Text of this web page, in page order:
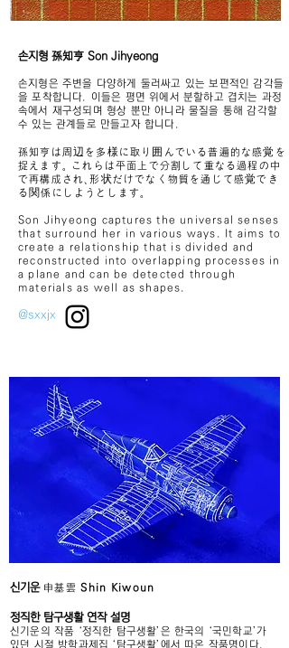
손지형 孫知亨 Son Jihyeong
손지형은 주변을 다양하게 둘러싸고 있는 보편적인 감각들
을 포착합니다. 이들은 평면 위에서 분할하고 겹치는 과정
속에서 재구성되며 형상 뿐만 아니라 물질을 통해 감각할
수 있는 관계들로 만들고자 합니다.
孫知亨は周辺を多様に取り囲んでいる普遍的な感覚を
捉えます。 これらは平面上で分割して重なる過程の中
で再構成され、形状だけでなく物質を通じて感覚でき
る関係にしようとします。
Son Jihyeong captures the universal senses
that surround her in various ways. It aims to
create a relationship that is divided and
reconstructed into overlapping processes in
a plane and can be detected through
materials as well as shapes.
@sxxjx
신기운 申基雲 Shin Kiwoun
정직한 탐구생활 연작 설명
신기운의 작품 ‘정직한 탐구생활’은 한국의 ‘국민학교’가
있던 시절 방학과제집 ‘탐구생활’에서 따온 작품명이다.